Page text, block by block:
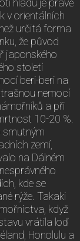
hladu je právě
v orientálních
určitá forma
že původ
japonského
století
beri-beri na
nemocí
a při
10-20 %.
smutným
zemí,
na Dálném
kde se
rýže. Takaki
když
vrátila loď
Honolulu a